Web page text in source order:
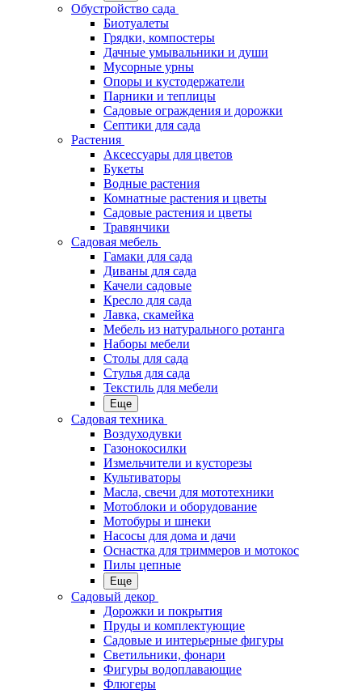
Обустройство сада
Биотуалеты
Грядки, компостеры
Дачные умывальники и души
Мусорные урны
Опоры и кустодержатели
Парники и теплицы
Садовые ограждения и дорожки
Септики для сада
Растения
Аксессуары для цветов
Букеты
Водные растения
Комнатные растения и цветы
Садовые растения и цветы
Травянчики
Садовая мебель
Гамаки для сада
Диваны для сада
Качели садовые
Кресло для сада
Лавка, скамейка
Мебель из натурального ротанга
Наборы мебели
Столы для сада
Стулья для сада
Текстиль для мебели
Еще
Садовая техника
Воздуходувки
Газонокосилки
Измельчители и кусторезы
Культиваторы
Масла, свечи для мототехники
Мотоблоки и оборудование
Мотобуры и шнеки
Насосы для дома и дачи
Оснастка для триммеров и мотокос
Пилы цепные
Еще
Садовый декор
Дорожки и покрытия
Пруды и комплектующие
Садовые и интерьерные фигуры
Светильники, фонари
Фигуры водоплавающие
Флюгеры